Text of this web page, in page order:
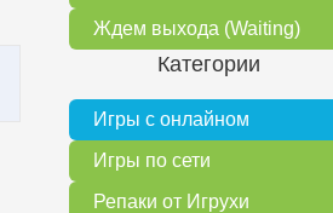
Ждем выхода (Waiting)
Категории
Игры с онлайном
Игры по сети
Репаки от Игрухи